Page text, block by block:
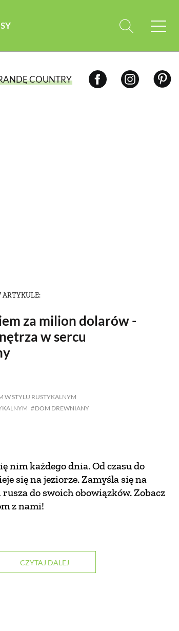
COUNTRY
ARTYKULE:
za milion dolarów -
w sercu
W STYLU RUSTYKALNYM
DOM DREWNIANY
nim każdego dnia. Od czasu do
się na jeziorze. Zamyśla się na
do swoich obowiązków. Zobacz
z nami!
CZYTAJ DALEJ